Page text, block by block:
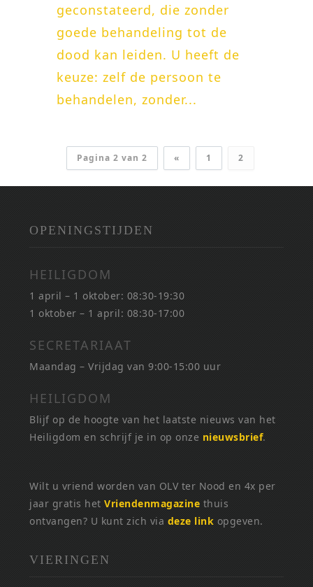
geconstateerd, die zonder
goede behandeling tot de
dood kan leiden. U heeft de
keuze: zelf de persoon te
behandelen, zonder...
Pagina 2 van 2 « 1 2
OPENINGSTIJDEN
HEILIGDOM
1 april – 1 oktober: 08:30-19:30
1 oktober – 1 april: 08:30-17:00
SECRETARIAAT
Maandag – Vrijdag van 9:00-15:00 uur
HEILIGDOM
Blijf op de hoogte van het laatste nieuws van het
Heiligdom en schrijf je in op onze nieuwsbrief.
Wilt u vriend worden van OLV ter Nood en 4x per
jaar gratis hetVriendenmagazine thuis
ontvangen? U kunt zich via deze link opgeven.
VIERINGEN